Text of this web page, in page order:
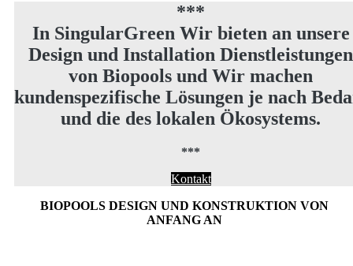
***
In SingularGreen Wir bieten an unsere
Design und Installation Dienstleistungen
von Biopools und Wir machen
kundenspezifische Lösungen je nach
und die des lokalen Ökosystems.
***
Kontakt
BIOPOOLS DESIGN UND KONSTRUKTION VON
ANFANG AN